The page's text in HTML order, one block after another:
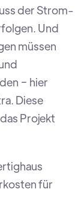
der Strom-
Und
müssen
− hier
Diese
Projekt
für